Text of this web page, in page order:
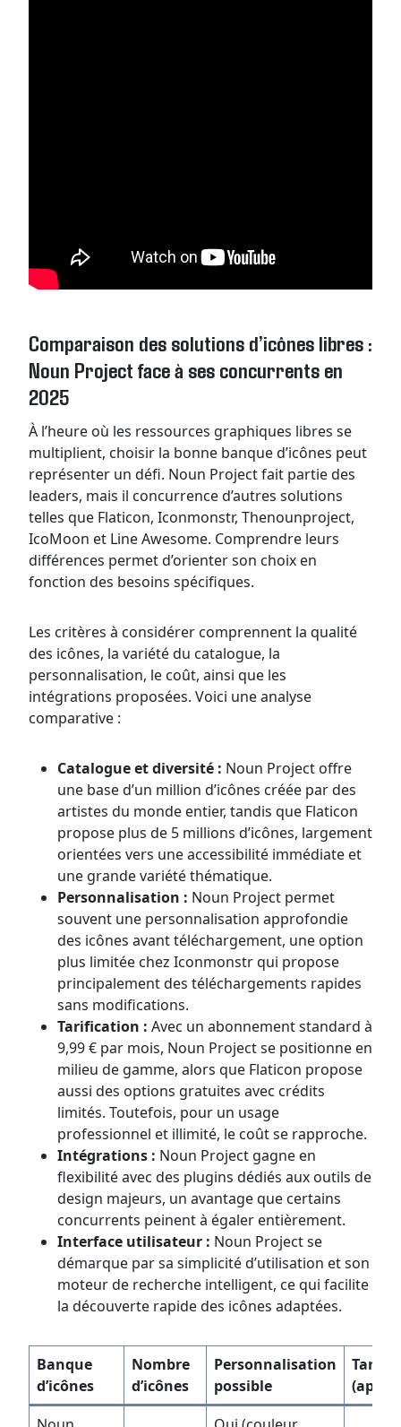
Comparaison des solutions d’icônes libres :
Noun Project face à ses concurrents en
2025
À l’heure où les ressources graphiques libres se
multiplient, choisir la bonne banque d’icônes peut
représenter un défi. Noun Project fait partie des
leaders, mais il concurrence d’autres solutions
telles que Flaticon, Iconmonstr, Thenounproject,
IcoMoon et Line Awesome. Comprendre leurs
différences permet d’orienter son choix en
fonction des besoins spécifiques.
Les critères à considérer comprennent la qualité
des icônes, la variété du catalogue, la
personnalisation, le coût, ainsi que les
intégrations proposées. Voici une analyse
comparative :
Catalogue et diversité : Noun Project offre
une base d’un million d’icônes créée par des
artistes du monde entier, tandis que Flaticon
propose plus de 5 millions d’icônes, largement
orientées vers une accessibilité immédiate et
une grande variété thématique.
Personnalisation : Noun Project permet
souvent une personnalisation approfondie
des icônes avant téléchargement, une option
plus limitée chez Iconmonstr qui propose
principalement des téléchargements rapides
sans modifications.
Tarification : Avec un abonnement standard à
9,99 € par mois, Noun Project se positionne en
milieu de gamme, alors que Flaticon propose
aussi des options gratuites avec crédits
limités. Toutefois, pour un usage
professionnel et illimité, le coût se rapproche.
Intégrations : Noun Project gagne en
flexibilité avec des plugins dédiés aux outils de
design majeurs, un avantage que certains
concurrents peinent à égaler entièrement.
Interface utilisateur : Noun Project se
démarque par sa simplicité d’utilisation et son
moteur de recherche intelligent, ce qui facilite
la découverte rapide des icônes adaptées.
Banque
d’icônes
Nombre
d’icônes
Personnalisation
possible
Tarif